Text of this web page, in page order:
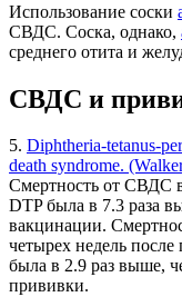
Использование соски
СВДС. Соска, однако,
среднего отита и
СВДС и
5. Diphtheria-tetanus-
death syndrome.
Смертность от СВДС
DTP была в 7.3 раза
вакцинации.
четырех недель
была в 2.9 раз выше,
прививки.